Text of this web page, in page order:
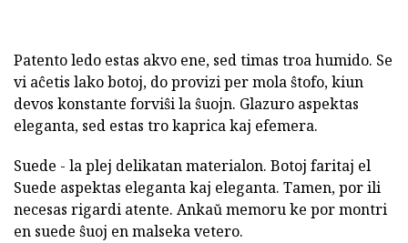
Patento ledo estas akvo ene, sed timas troa humido. Se
vi aĉetis lako botoj, do provizi per mola ŝtofo, kiun
devos konstante forviŝi la ŝuojn. Glazuro aspektas
eleganta, sed estas tro kaprica kaj efemera.
Suede - la plej delikatan materialon. Botoj faritaj el
Suede aspektas eleganta kaj eleganta. Tamen, por ili
necesas rigardi atente. Ankaŭ memoru ke por montri
en suede ŝuoj en malseka vetero.